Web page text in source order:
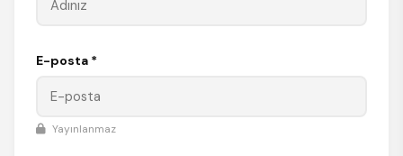
E-posta *
Yayınlanmaz